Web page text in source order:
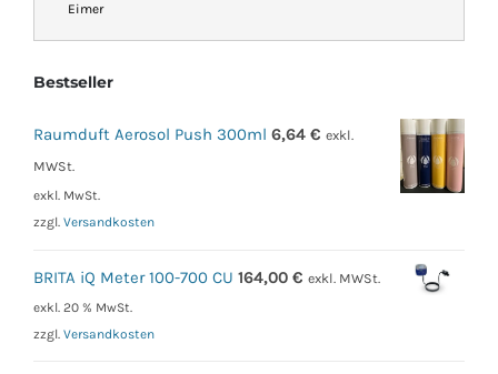
Eimer
Bestseller
Raumduft Aerosol Push 300ml 6,64 € exkl.
MWSt.
exkl. MwSt.
zzgl. Versandkosten
BRITA iQ Meter 100-700 CU 164,00 € exkl. MWSt.
exkl. 20 % MwSt.
zzgl. Versandkosten